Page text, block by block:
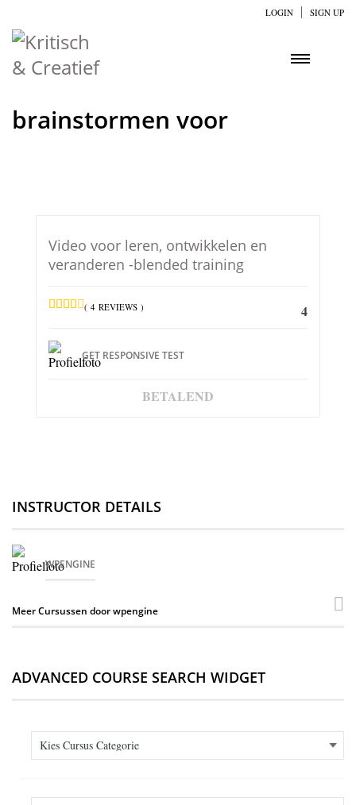
LOGIN SIGN UP
brainstormen voor
Video voor leren, ontwikkelen en
veranderen -blended training
( 4 REVIEWS ) 4
GET RESPONSIVE TEST
BETALEND
INSTRUCTOR DETAILS
WPENGINE
Meer Cursussen door wpengine
ADVANCED COURSE SEARCH WIDGET